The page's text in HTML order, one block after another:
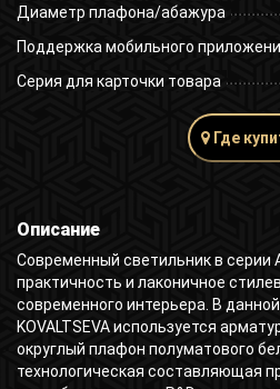
Диаметр плафона/абажура
Поддержка мобильного
Серия для карточки товара
Где
Описание
Современный светильник в серии
практичность и лаконичное
современного интерьера. В данной
KOVALTSEVA используется
округлый плафон полуматового
технологическая составляющая